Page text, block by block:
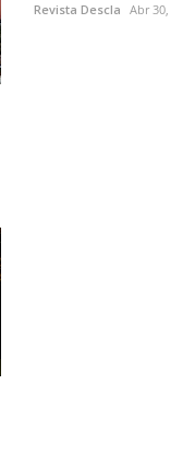
Revista Descla Abr